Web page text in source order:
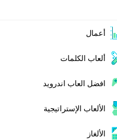
أعمال
ألعاب الكلمات
افضل العاب اندرويد
الألعاب الإستراتيجية
الألغاز